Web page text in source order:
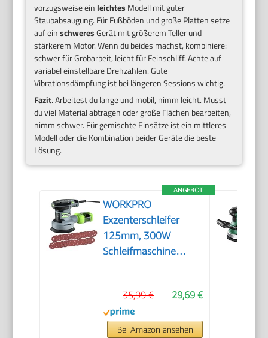
vorzugsweise ein leichtes Modell mit guter
Staubabsaugung. Für Fußböden und große Platten setze
auf einschweresGerät mit größerem Teller und
stärkerem Motor. Wenn du beides machst, kombiniere:
schwer für Grobarbeit, leicht für Feinschliff. Achte auf
variabel einstellbare Drehzahlen. Gute
Vibrationsdämpfung ist bei längeren Sessions wichtig.
Fazit. Arbeitest du lange und mobil, nimm leicht. Musst
du viel Material abtragen oder große Flächen bearbeiten,
nimm schwer. Für gemischte Einsätze ist ein mittleres
Modell oder die Kombination beider Geräte die beste
Lösung.
ANGEBOT
WORKPRO
Exzenterschleifer
125mm, 300W
Schleifmaschine
29,69 €
35,99 €
Bei Amazon ansehen